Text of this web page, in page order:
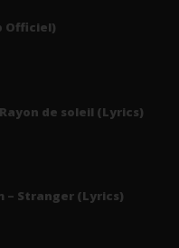
Officiel)
de soleil (Lyrics)
– Stranger (Lyrics)